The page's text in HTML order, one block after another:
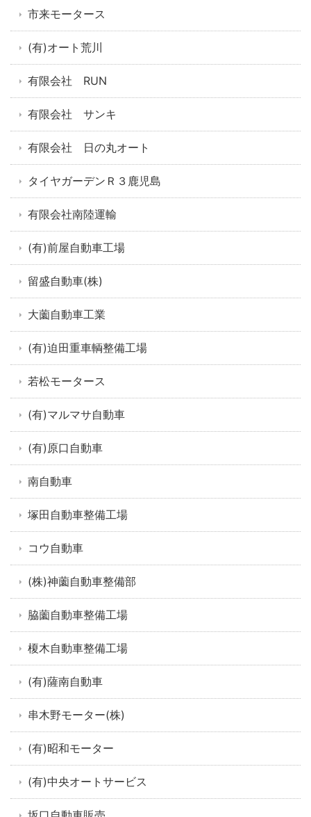
市来モータース
(有)オート荒川
有限会社 RUN
有限会社 サンキ
有限会社 日の丸オート
タイヤガーデンＲ３鹿児島
有限会社南陸運輸
(有)前屋自動車工場
留盛自動車(株)
大薗自動車工業
(有)迫田重車輌整備工場
若松モータース
(有)マルマサ自動車
(有)原口自動車
南自動車
塚田自動車整備工場
コウ自動車
(株)神薗自動車整備部
脇薗自動車整備工場
榎木自動車整備工場
(有)薩南自動車
串木野モーター(株)
(有)昭和モーター
(有)中央オートサービス